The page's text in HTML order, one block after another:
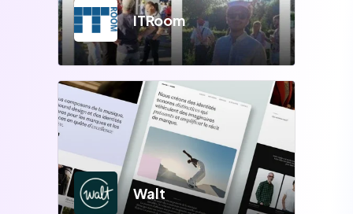
ITRoom
Walt